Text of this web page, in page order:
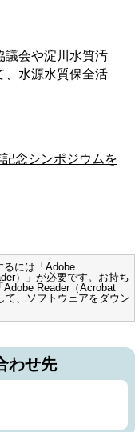
議会や淀川水質汚
、水源水質保全活
念シンポジウムを
るには「Adobe
）」が必要です。お持ち
Reader（Acrobat
て、ソフトウェアをダウン
わせ先